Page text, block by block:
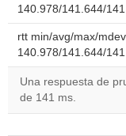
140.978/141.644/
rtt min/avg/max/
140.978/141.644/
Una respuesta de
de 141 ms.